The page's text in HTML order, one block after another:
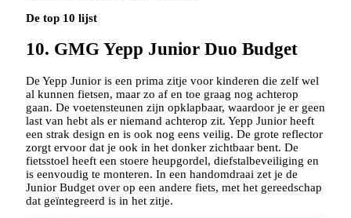
De top 10 lijst
10. GMG Yepp Junior Duo Budget
De Yepp Junior is een prima zitje voor kinderen die zelf wel
al kunnen fietsen, maar zo af en toe graag nog achterop
gaan. De voetensteunen zijn opklapbaar, waardoor je er geen
last van hebt als er niemand achterop zit. Yepp Junior heeft
een strak design en is ook nog eens veilig. De grote reflector
zorgt ervoor dat je ook in het donker zichtbaar bent. De
fietsstoel heeft een stoere heupgordel, diefstalbeveiliging en
is eenvoudig te monteren. In een handomdraai zet je de
Junior Budget over op een andere fiets, met het gereedschap
dat geïntegreerd is in het zitje.